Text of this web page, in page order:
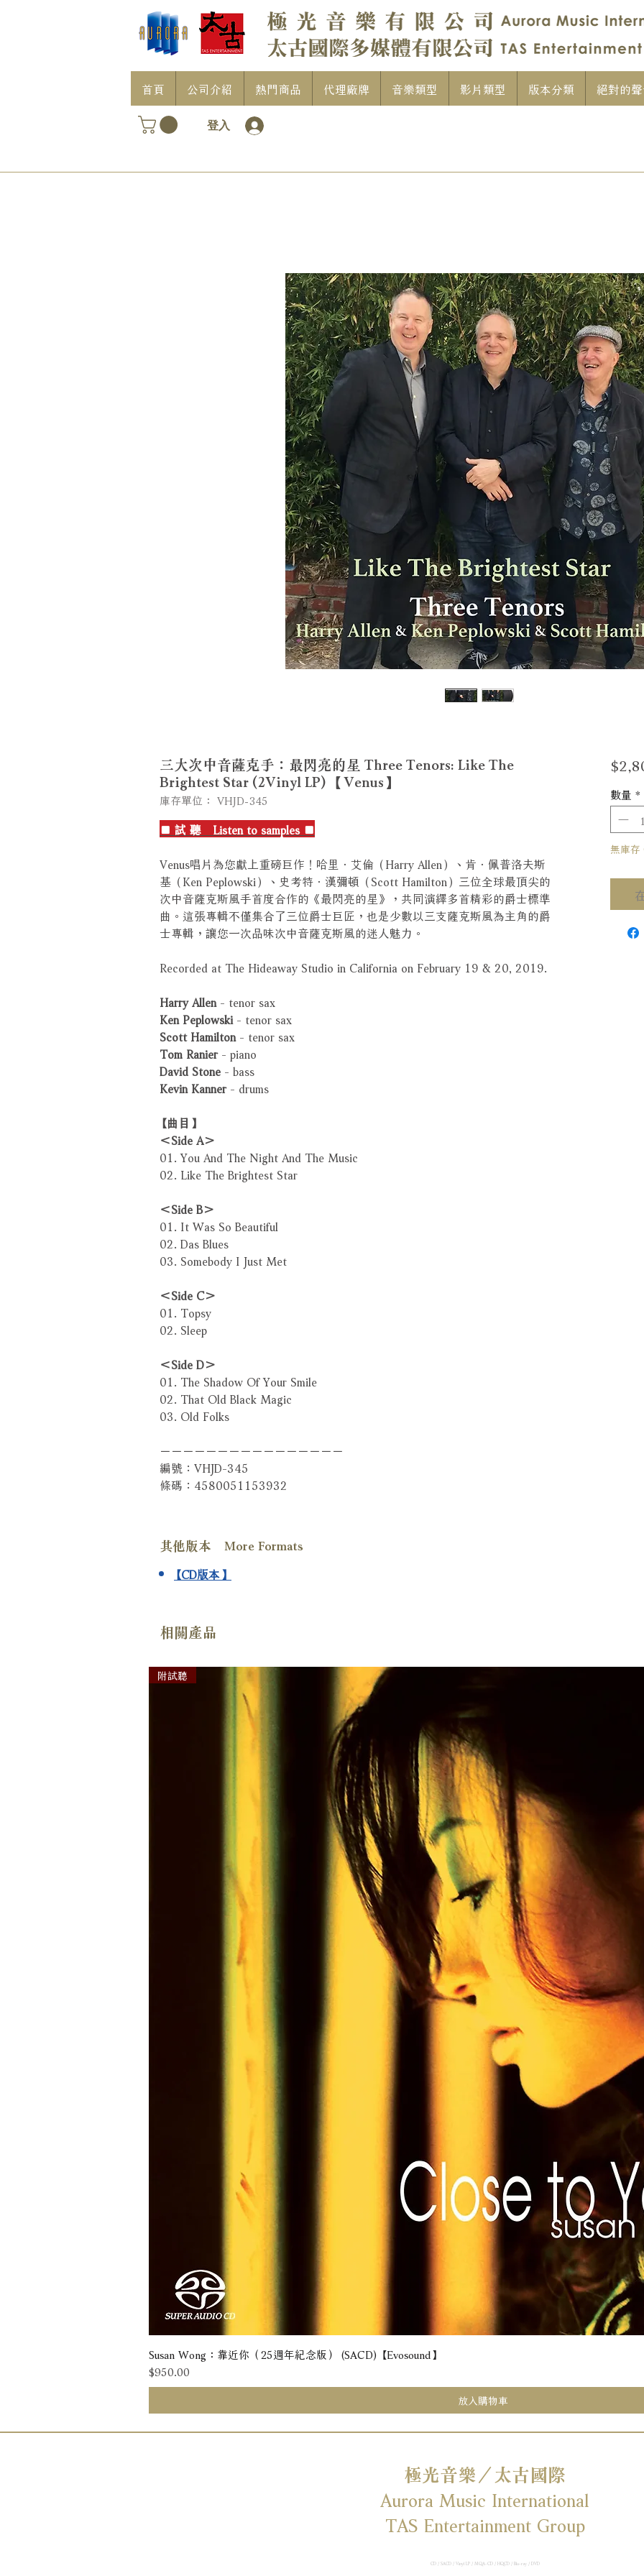
首頁 公司介紹 熱門商品 代理廠牌 音樂類型 影片類型 版本分類 絕對的
登入
三大次中音薩克手：最閃亮的星 Three Tenors: Like The
Brightest Star (2Vinyl LP) 【Venus】
庫存單位： VHJD-345
■ 試 聽 Listen to samples ■
Venus唱片為您獻上重磅巨作！哈里．艾倫（Harry Allen）、肯．佩普洛夫斯
基（Ken Peplowski）、史考特．漢彌頓（Scott Hamilton）三位全球最頂尖的
次中音薩克斯風手首度合作的《最閃亮的星》，共同演繹多首精彩的爵士標準
曲。這張專輯不僅集合了三位爵士巨匠，也是少數以三支薩克斯風為主角的爵
士專輯，讓您一次品味次中音薩克斯風的迷人魅力。
Recorded at The Hideaway Studio in California on February 19 & 20, 2019.
Harry Allen - tenor sax
Ken Peplowski - tenor sax
Scott Hamilton - tenor sax
Tom Ranier- piano
David Stone - bass
Kevin Kanner- drums
【曲目】
＜Side A＞
01. You And The Night And The Music
02. Like The Brightest Star
＜Side B＞
01. It Was So Beautiful
02. Das Blues
03. Somebody I Just Met
＜Side C＞
01. Topsy
02. Sleep
＜Side D＞
01. The Shadow Of Your Smile
02. That Old Black Magic
03. Old Folks
－－－－－－－－－－－－－－－－
編號：VHJD-345
條碼：4580051153932
其他版本 More Formats
【CD版本】
數量 *
無庫
相關產品
附試聽
Susan Wong：靠近你（25週年紀念版） (SACD) 【Evosound】
價格
$950.00
放入購物車
極光音樂／太古國際
Aurora Music International
TAS Entertainment Group
CD / SACD / Vinyl LP / MQA-CD / HQCD / Blu-ray / DVD